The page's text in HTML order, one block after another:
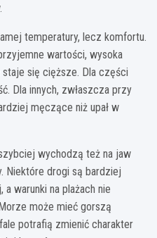
temperatury, lecz komfortu.
wartości, wysoka
się cięższe. Dla części
Dla innych, zwłaszcza przy
męczące niż upał w
wychodzą też na jaw
Niektóre drogi są bardziej
warunki na plażach nie
może mieć gorszą
potrafią zmienić charakter